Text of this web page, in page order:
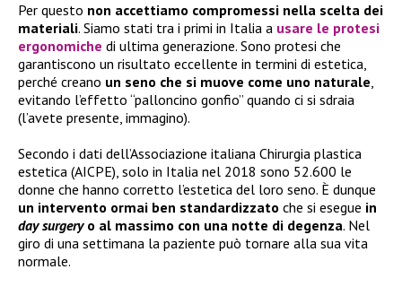
Per questo non accettiamo compromessi nella scelta dei
materiali. Siamo stati tra i primi in Italia a usare le protesi
ergonomiche di ultima generazione. Sono protesi che
garantiscono un risultato eccellente in termini di estetica,
perché creano un seno che si muove come uno naturale,
evitando l’effetto “palloncino gonfio” quando ci si sdraia
(l’avete presente, immagino).
Secondo i dati dell’Associazione italiana Chirurgia plastica
estetica (AICPE), solo in Italia nel 2018 sono 52.600 le
donne che hanno corretto l’estetica del loro seno. È dunque
un intervento ormai ben standardizzato che si esegue in
day surgeryo al massimo con una notte di degenza. Nel
giro di una settimana la paziente può tornare alla sua vita
normale.